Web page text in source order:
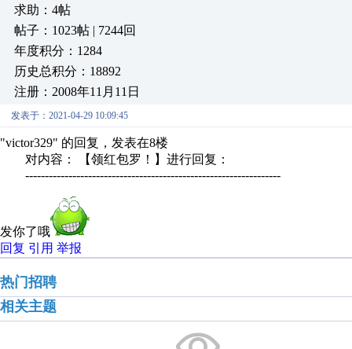
求助：4帖
帖子：1023帖 | 7244回
年度积分：1284
历史总积分：18892
注册：2008年11月11日
发表于：2021-04-29 10:09:45
"victor329" 的回复，发表在8楼
对内容： 【领红包罗！】进行回复：
-----------------------------------------------------------------
发你了哦
回复 引用 举报
热门招聘
相关主题